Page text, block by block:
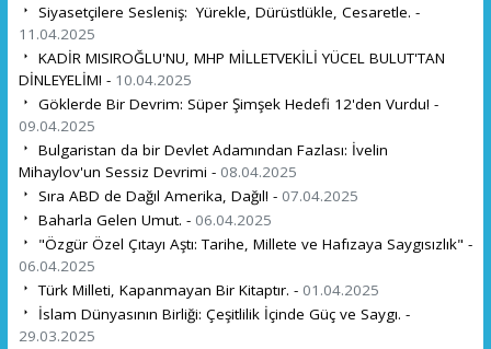
Siyasetçilere Sesleniş: Yürekle, Dürüstlükle, Cesaretle. -
11.04.2025
KADİR MISIROĞLU'NU, MHP MİLLETVEKİLİ YÜCEL BULUT'TAN
DİNLEYELİM! - 10.04.2025
Göklerde Bir Devrim: Süper Şimşek Hedefi 12'den Vurdu! -
09.04.2025
Bulgaristan da bir Devlet Adamından Fazlası: İvelin
Mihaylov'un Sessiz Devrimi - 08.04.2025
Sıra ABD de Dağıl Amerika, Dağıl! - 07.04.2025
Baharla Gelen Umut. - 06.04.2025
"Özgür Özel Çıtayı Aştı: Tarihe, Millete ve Hafızaya Saygısızlık" -
06.04.2025
Türk Milleti, Kapanmayan Bir Kitaptır. - 01.04.2025
İslam Dünyasının Birliği: Çeşitlilik İçinde Güç ve Saygı. -
29.03.2025